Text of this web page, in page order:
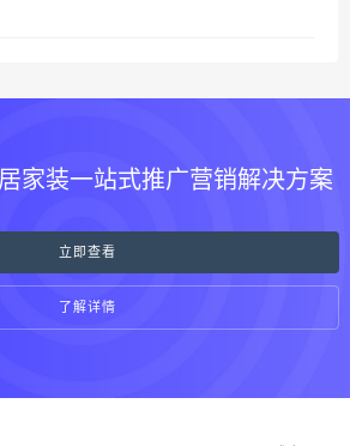
家装一站式推广营销解决方案
立即查看
了解详情